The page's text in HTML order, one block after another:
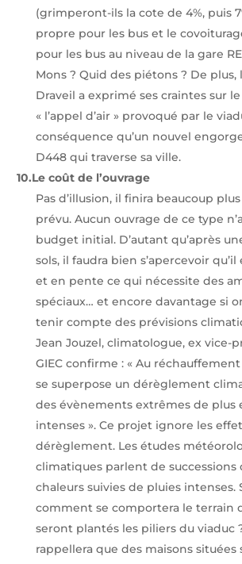
(grimperont-ils la cote de 4%, puis
propre pour les bus et le
pour les bus au niveau de la gare
Mons ? Quid des piétons ? De plus,
Draveil a exprimé ses craintes sur
« l’appel d’air » provoqué par le
conséquence qu’un nouvel
D448 qui traverse sa ville.
10.Le coût de l’ouvrage
Pas d’illusion, il finira beaucoup
prévu. Aucun ouvrage de ce type
budget initial. D’autant qu’après
sols, il faudra bien s’apercevoir
et en pente ce qui nécessite des
spéciaux… et encore davantage si
tenir compte des prévisions
Jean Jouzel, climatologue, ex vice-
GIEC confirme : « Au
se superpose un dérèglement
des évènements extrêmes de plus
intenses ». Ce projet ignore les
dérèglement. Les études
climatiques parlent de successions
chaleurs suivies de pluies intenses.
comment se comportera le terrain
seront plantés les piliers du viaduc
rappellera que des maisons situées